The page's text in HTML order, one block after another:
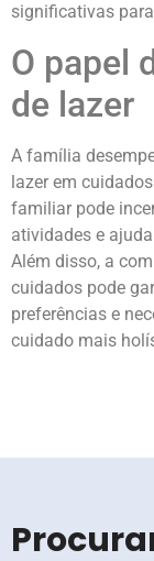
significativas
O papel
de lazer
A família
lazer em
familiar pode
atividades e
Além disso, a
cuidados pode
preferências e
cuidado mais